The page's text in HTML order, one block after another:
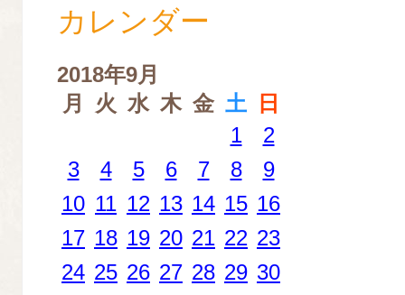
カレンダー
2018年9月
月
火 水 木 金 土 日
1
2
3
4 5 6 7 8
9
10 11 12 13 14 15 16
17 18 19 20 21 22 23
24 25 26 27 28 29 30